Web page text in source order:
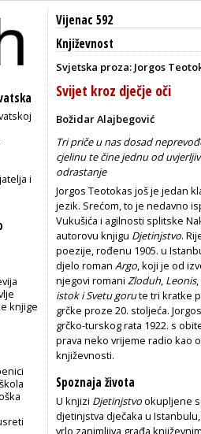
i
knjige
Vijenac 592
Književnost
Svjetska proza: Jorgos
Svijet kroz dječje oči
Božidar Alajbegović
Tri priče u nas dosad
cjelinu te čine jednu od
odrastanje
Jorgos Teotokas još je jedan
jezik. Srećom, to je nedavno
Vukušića i agilnosti splitske
autorovu knjigu Djetinjstvo.
poezije, rođenu 1905. u
djelo roman Argo , koji je od
njegovi romani Zloduh Leonis,
istok i Svetu gorute tri kratke
grčke proze 20. stoljeća.
grčko-turskog rata 1922. s
prava neko vrijeme radio kao
književnosti.
Spoznaja života
U knjizi Djetinjstvookupljene
djetinjstva dječaka u
vrlo zanimljiva građa